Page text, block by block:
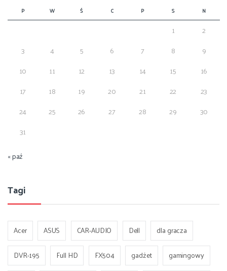
P W Ś C P S N
1
2
3
4 5 6 7 8
9
10
11 12 13 14 15
16
17
18 19 20 21 22
23
24
25 26 27 28 29
30
31
« paź
Tagi
Acer ASUS CAR-AUDIO Dell
dla gracza
DVR-195
Full HD FX504 gadżet
gamingowy